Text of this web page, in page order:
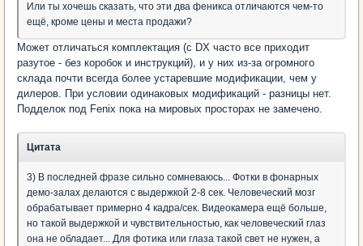
Или ты хочешь сказать, что эти два феникса отличаются чем-то
ещё, кроме цены и места продажи?
Может отличаться комплектация (с DX часто все приходит
разутое - без коробок и инструкций), и у них из-за огромного
склада почти всегда более устаревшие модификации, чем у
дилеров. При условии одинаковых модификаций - разницы нет.
Подделок под Fenix пока на мировых просторах не замечено.
Цитата
3) В последней фразе сильно сомневаюсь... Фотки в фонарных
демо-залах делаются с выдержкой 2-8 сек. Человеческий мозг
обрабатывает примерно 4 кадра/сек. Видеокамера ещё больше,
но такой выдержкой и чувствительностью, как человеческий глаз
она не обладает... Для фотика или глаза такой свет не нужен, а